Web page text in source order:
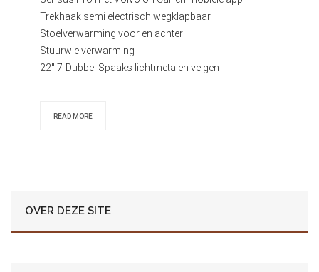
Trekhaak semi electrisch wegklapbaar
Stoelverwarming voor en achter
Stuurwielverwarming
22" 7-Dubbel Spaaks lichtmetalen velgen
READ MORE
OVER DEZE SITE